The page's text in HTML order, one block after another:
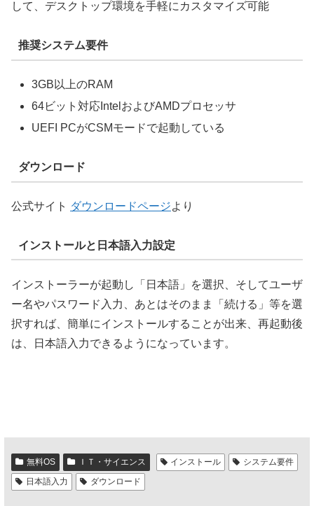
して、デスクトップ環境を手軽にカスタマイズ可能
推奨システム要件
3GB以上のRAM
64ビット対応IntelおよびAMDプロセッサ
UEFI PCがCSMモードで起動している
ダウンロード
公式サイト ダウンロードページより
インストールと日本語入力設定
インストーラーが起動し「日本語」を選択、そしてユーザ
ー名やパスワード入力、あとはそのまま「続ける」等を選
択すれば、簡単にインストールすることが出来、再起動後
は、日本語入力できるようになっています。
無料OS ＩＴ・サイエンス インストール
システム要件
日本語入力
ダウンロード